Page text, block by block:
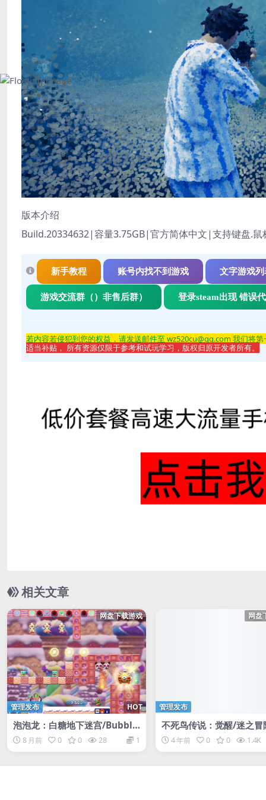
版本介绍
Build.20334632|容量3.75GB|官方简体中文|支持键盘.鼠
新手教程 账号内找不到游戏 文字游戏列
游戏交流群（）非售后群） 登录steam出现 错误
若内容若侵犯到您的权益，请发送邮件至 wz520cu@qq.com 我们将
适当补贴， 所有资源仅限于参考和试玩学习，版权归原开发者所有。
相关文章
网盘下载游戏
HOT
管理发布
泡泡龙：白糖地下迷宫/Bubble
Bobble Sugar Dungeons
8 月前 0 0 28 1
网盘
管理发布
不死鸟传说：觉醒/迷之冒
重制版/Phoenotopia:
ning
4 年前 0 0 1.4K